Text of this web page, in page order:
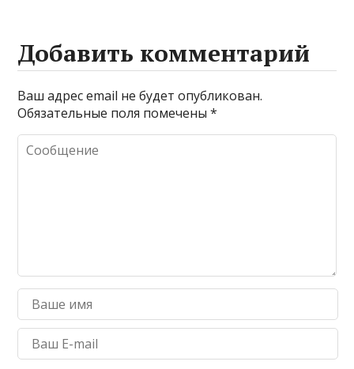
Добавить комментарий
Ваш адрес email не будет опубликован.
Обязательные поля помечены*